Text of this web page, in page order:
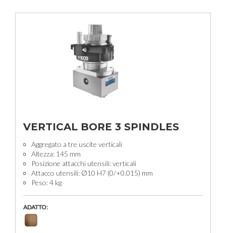
VERTICAL BORE 3 SPINDLES
Aggregato a tre uscite verticali
Altezza: 145 mm
Posizione attacchi utensili: verticali
Attacco utensili: Ø10 H7 (0/+0.015) mm
Peso: 4 kg
ADATTO: